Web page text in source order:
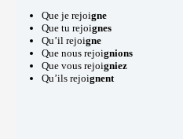
Que je rejoigne
Que tu rejoignes
Qu’il rejoigne
Que nous rejoignions
Que vous rejoigniez
Qu’ils rejoignent